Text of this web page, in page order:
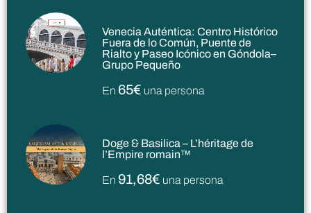
Venecia Auténtica: Centro Histórico
Fuera de lo Común, Puente de
Rialto y Paseo Icónico en Góndola–
Grupo Pequeño
En 65€ una persona
Doge & Basilica – L’héritage de
l’Empire romain™
En 91,68€ una persona